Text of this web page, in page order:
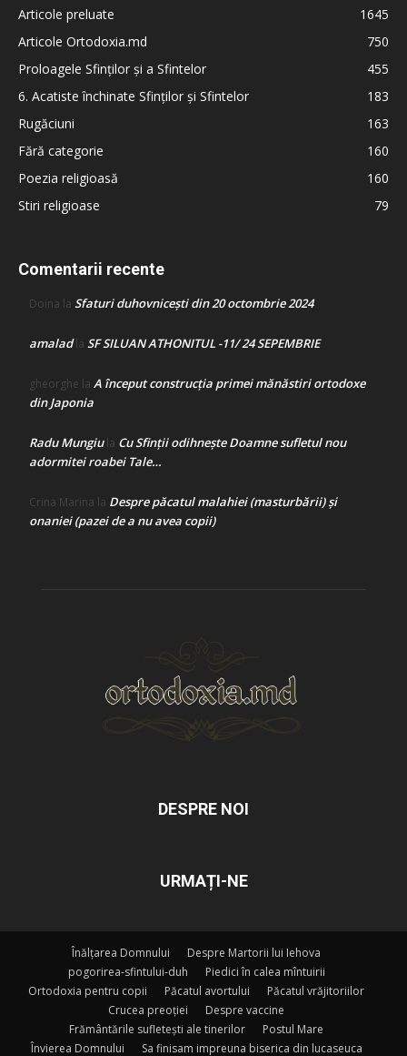
Articole preluate
1645
Articole Ortodoxia.md
750
Proloagele Sfinților și a Sfintelor
455
6. Acatiste închinate Sfinților și Sfintelor
183
Rugăciuni
163
Fără categorie
160
Poezia religioasă
160
Stiri religioase
79
Comentarii recente
Doina la Sfaturi duhovnicești din 20 octombrie 2024
amaladla SF SILUAN ATHONITUL -11/ 24 SEPEMBRIE
gheorghe la A început construcţia primei mănăstiri ortodoxe
din Japonia
Radu Mungiula Cu Sfinții odihnește Doamne sufletul nou
adormitei roabei Tale…
Crina Marina la Despre păcatul malahiei (masturbării) şi
onaniei (pazei de a nu avea copii)
DESPRE NOI
URMAȚI-NE
Înălțarea Domnului
Despre Martorii lui Iehova
pogorirea-sfintului-duh
Piedici în calea mîntuirii
Ortodoxia pentru copii
Păcatul avortului
Păcatul vrăjitoriilor
Crucea preoției
Despre vaccine
Frământările sufletești ale tinerilor
Postul Mare
Învierea Domnului
Sa finisam impreuna biserica din lucaseuca